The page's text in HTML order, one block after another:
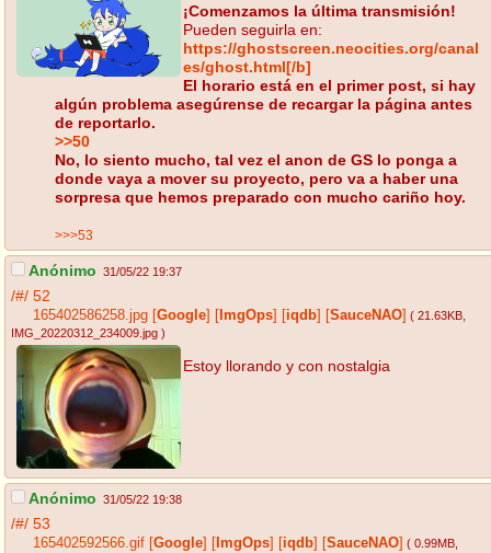
¡Comenzamos la última transmisión!
Pueden seguirla en:
https://ghostscreen.neocities.org/canal
es/ghost.html[/b]
El horario está en el primer post, si hay
algún problema asegúrense de recargar la página antes
de reportarlo.
>>50
No, lo siento mucho, tal vez el anon de GS lo ponga a
donde vaya a mover su proyecto, pero va a haber una
sorpresa que hemos preparado con mucho cariño hoy.
>>>53
Anónimo 31/05/22 19:37
/#/ 52
165402586258.jpg Google ImgOps iqdb SauceNAO ( 21.63KB
IMG_20220312_234009.jpg )
Estoy llorando y con nostalgia
Anónimo 31/05/22 19:38
/#/ 53
165402592566.gif Google ImgOps iqdb SauceNAO ( 0.99MB